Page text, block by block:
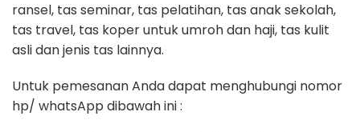
ransel, tas seminar, tas pelatihan, tas anak sekolah,
tas travel, tas koper untuk umroh dan haji, tas kulit
asli dan jenis tas lainnya.
Untuk pemesanan Anda dapat menghubungi nomor
hp/ whatsApp dibawah ini :